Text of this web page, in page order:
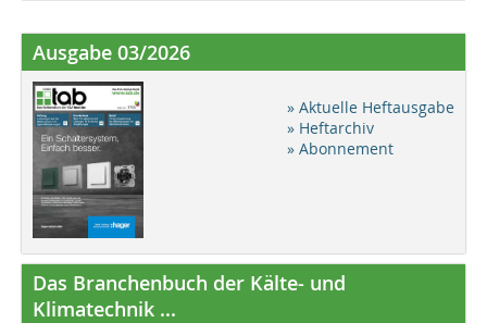
Ausgabe 03/2026
» Aktuelle Heftausgabe
» Heftarchiv
» Abonnement
Das Branchenbuch der Kälte- und
Klimatechnik ...